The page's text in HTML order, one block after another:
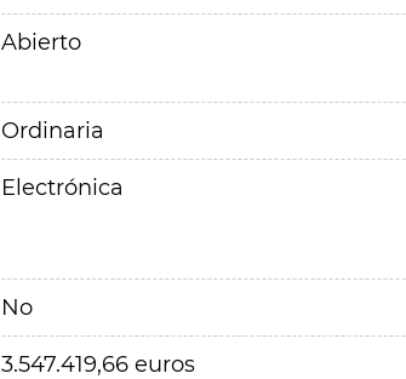
Abierto
Ordinaria
Electrónica
No
3.547.419,66 euros